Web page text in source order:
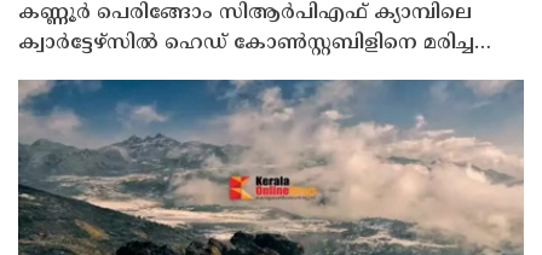
കണ്ണൂര്‍ പെരിങ്ങോം സിആര്‍പിഎഫ് ക്യാമ്പിലെ
ക്വാര്‍ട്ടേഴ്സില്‍ ഹെഡ് കോണ്‍സ്റ്റബിളിനെ മരിച്ച
നിലയില്‍ കണ്ടെത്തി